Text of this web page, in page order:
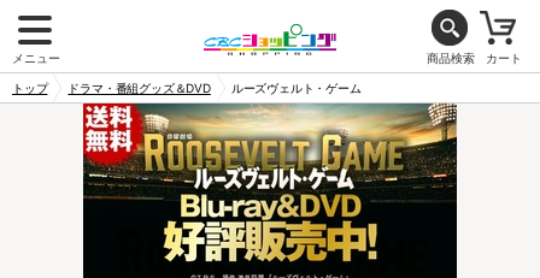
メニュー 商品検索 カート
トップ ドラマ・番組グッズ＆DVD ルーズヴェルト・ゲーム